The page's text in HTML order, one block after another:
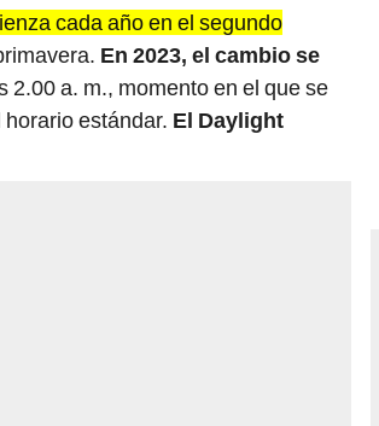
cada año en el segundo
En 2023, el cambio se
2.00 a. m., momento en el que se
estándar. El Daylight